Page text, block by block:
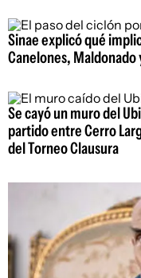
Sinae explicó qué
Canelones, Maldonado
Se cayó un muro del
partido entre Cerro
del Torneo Clausura